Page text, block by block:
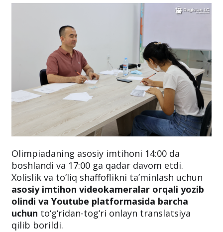
Olimpiadaning asosiy imtihoni 14:00 da
boshlandi va 17:00 ga qadar davom etdi.
Xolislik va to‘liq shaffoflikni ta’minlash uchun
asosiy imtihon videokameralar orqali yozib
olindi va Youtube platformasida barcha
uchun to‘g‘ridan-tog‘ri onlayn translatsiya
qilib borildi.